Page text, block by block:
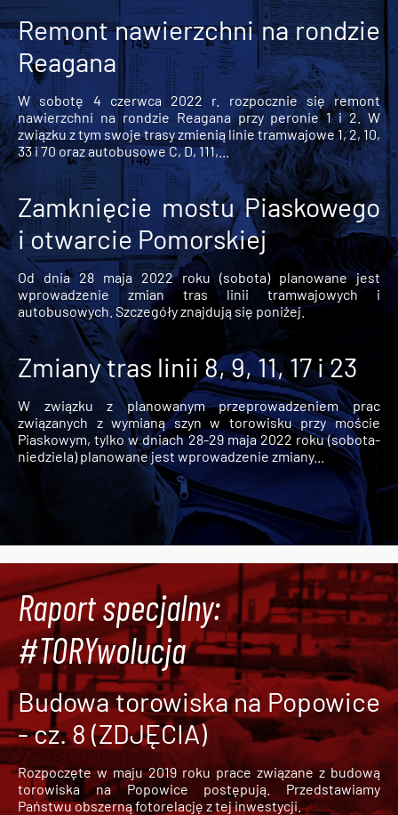
Remont nawierzchni na rondzie
Reagana
W sobotę 4 czerwca 2022 r. rozpocznie się remont
nawierzchni na rondzie Reagana przy peronie 1 i 2. W
związku z tym swoje trasy zmienią linie tramwajowe 1, 2, 10,
33 i 70 oraz autobusowe C, D, 111,...
Zamknięcie mostu Piaskowego
i otwarcie Pomorskiej
Od dnia 28 maja 2022 roku (sobota) planowane jest
wprowadzenie zmian tras linii tramwajowych i
autobusowych. Szczegóły znajdują się poniżej.
Zmiany tras linii 8, 9, 11, 17 i 23
W związku z planowanym przeprowadzeniem prac
związanych z wymianą szyn w torowisku przy moście
Piaskowym, tylko w dniach 28-29 maja 2022 roku (sobota-
niedziela) planowane jest wprowadzenie zmiany...
Raport specjalny:
#TORYwolucja
Budowa torowiska na Popowice
- cz. 8 (ZDJĘCIA)
Rozpoczęte w maju 2019 roku prace związane z budową
torowiska na Popowice
postępują. Przedstawiamy
Państwu obszerną fotorelację z tej inwestycji.